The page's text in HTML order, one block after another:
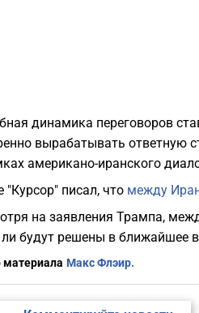
динамика переговоров
вырабатывать ответную
американо-иранского
"Курсор" писал, что между
на заявления Трампа,
будут решены в ближайшее
материала Макс Флэир.